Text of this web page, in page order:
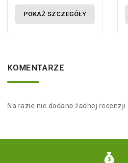
POKAŻ SZCZEGÓŁY
KOMENTARZE
Na razie nie dodano żadnej recenzji.